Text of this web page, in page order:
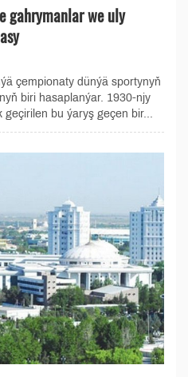
gahrymanlar we uly
çempionaty dünýä sportynyň
biri hasaplanýar. 1930-njy
bu ýaryş geçen bir...